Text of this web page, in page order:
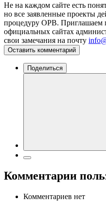
Не на каждом сайте есть
но все заявленные проекты
процедуру ОРВ. Приглашаем
официальных сайтах
свои замечания на почту
Оставить комментарий
Поделиться
Комментарии
Комментариев нет